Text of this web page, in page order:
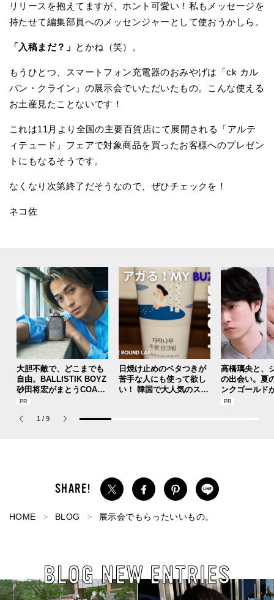
リリースを抱えてますが、ホント可愛い！私もメッセージを
持たせて編集部員へのメッセンジャーとして使おうかしら。
「入稿まだ？」 とかね（笑）。
もうひとつ、スマートフォン充電器のおみやげは「ck カル
バン・クライン」の展示会でいただいたもの。こんな使える
お土産見たことないです！
これは11月より全国の主要百貨店にて展開される「アルテ
ィテュード」フェアで対象商品を買ったお客様へのプレゼン
トにもなるそうです。
なくなり次第終了だそうなので、ぜひチェックを！
ネコ佐
大胆不敵で、どこまでも
自由。BALLISTIK BOYZ
砂田将宏がまとうCOACH
の新作フレグランス「コ
パルファム」
日焼け止めのベタつきが
苦手な人にも使って欲し
い！ 韓国で大人気のスト
高橋璃央と、
の出会い。夏
ンクゴールド
SUMMER
1 / 9
HOME BLOG 展示会でもらったいいもの。
BLOG NEW ENTRIES